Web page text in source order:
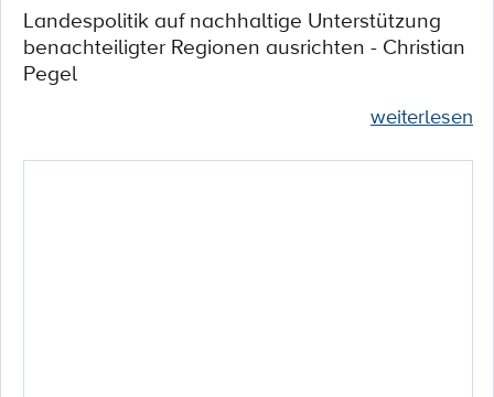
Landespolitik auf nachhaltige Unterstützung
benachteiligter Regionen ausrichten - Christian
Pegel
weiterlesen